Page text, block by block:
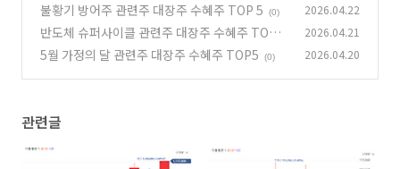
(0)
불황기 방어주 관련주 대장주 수혜주 TOP 5 (0) 2026.04.22
반도체 슈퍼사이클 관련주 대장주 수혜주 TOP5
(0)
2026.04.21
5월 가정의 달 관련주 대장주 수혜주 TOP5 (0) 2026.04.20
관련글